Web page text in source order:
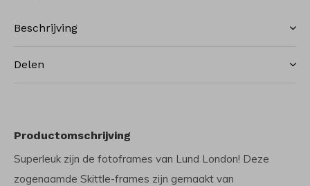
Beschrijving
Delen
Productomschrijving
Superleuk zijn de fotoframes van Lund London! Deze
zogenaamde Skittle-frames zijn gemaakt van